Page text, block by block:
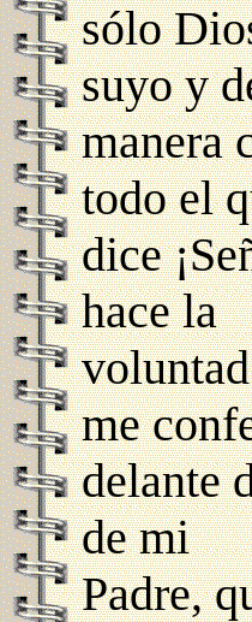
sólo
suyo y
manera
todo el
dice
hace la
me
delante
de mi
Padre,